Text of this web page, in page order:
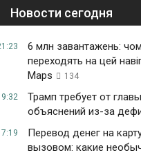
Новости сегодня
6 млн завантажень:
переходять на цей
Maps
134
Трамп требует от
объяснений из-за
Перевод денег на
вызовом: какие